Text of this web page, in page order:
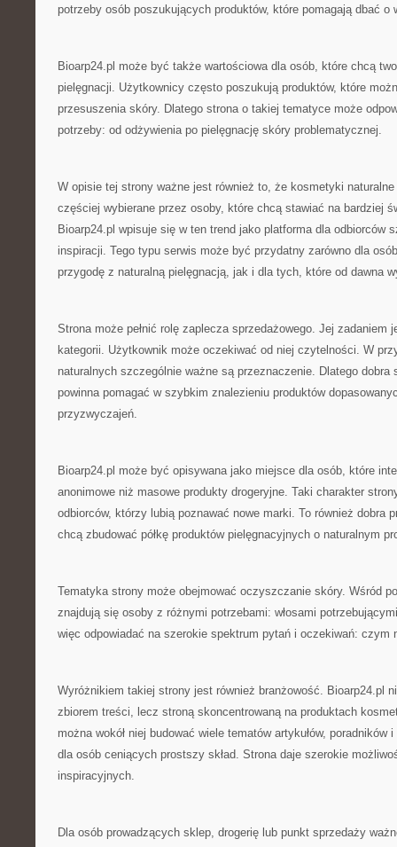
potrzeby osób poszukujących produktów, które pomagają dbać o
Bioarp24.pl może być także wartościowa dla osób, które chcą
pielęgnacji. Użytkownicy często poszukują produktów, które
przesuszenia skóry. Dlatego strona o takiej tematyce może
potrzeby: od odżywienia po pielęgnację skóry problematycznej.
W opisie tej strony ważne jest również to, że kosmetyki
częściej wybierane przez osoby, które chcą stawiać na bardziej
Bioarp24.pl wpisuje się w ten trend jako platforma dla odbiorców
inspiracji. Tego typu serwis może być przydatny zarówno dla
przygodę z naturalną pielęgnacją, jak i dla tych, które od dawna
Strona może pełnić rolę zaplecza sprzedażowego. Jej zadaniem
kategorii. Użytkownik może oczekiwać od niej czytelności. W
naturalnych szczególnie ważne są przeznaczenie. Dlatego dobra
powinna pomagać w szybkim znalezieniu produktów
przyzwyczajeń.
Bioarp24.pl może być opisywana jako miejsce dla osób, które
anonimowe niż masowe produkty drogeryjne. Taki charakter
odbiorców, którzy lubią poznawać nowe marki. To również dobra
chcą zbudować półkę produktów pielęgnacyjnych o naturalnym
Tematyka strony może obejmować oczyszczanie skóry. Wśród
znajdują się osoby z różnymi potrzebami: włosami
więc odpowiadać na szerokie spektrum pytań i oczekiwań: czym
Wyróżnikiem takiej strony jest również branżowość. Bioarp24.pl
zbiorem treści, lecz stroną skoncentrowaną na produktach
można wokół niej budować wiele tematów artykułów,
dla osób ceniących prostszy skład. Strona daje szerokie
inspiracyjnych.
Dla osób prowadzących sklep, drogerię lub punkt sprzedaży